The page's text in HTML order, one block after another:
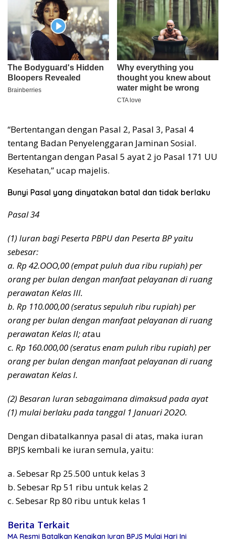
“Bertentangan dengan Pasal 2, Pasal 3, Pasal 4
tentang Badan Penyelenggaran Jaminan Sosial.
Bertentangan dengan Pasal 5 ayat 2 jo Pasal 171 UU
Kesehatan,” ucap majelis.
Bunyi Pasal yang dinyatakan batal dan tidak berlaku
Pasal 34
(1) Iuran bagi Peserta PBPU dan Peserta BP yaitu
sebesar:
a. Rp 42.OOO,00 (empat puluh dua ribu rupiah) per
orang per bulan dengan manfaat pelayanan di ruang
perawatan Kelas III.
b. Rp 110.000,00 (seratus sepuluh ribu rupiah) per
orang per bulan dengan manfaat pelayanan di ruang
perawatan Kelas II; atau
c. Rp 160.000,00 (seratus enam puluh ribu rupiah) per
orang per bulan dengan manfaat pelayanan di ruang
perawatan Kelas I.
(2) Besaran Iuran sebagaimana dimaksud pada ayat
(1) mulai berlaku pada tanggal 1 Januari 2O2O.
Dengan dibatalkannya pasal di atas, maka iuran
BPJS kembali ke iuran semula, yaitu:
a. Sebesar Rp 25.500 untuk kelas 3
b. Sebesar Rp 51 ribu untuk kelas 2
c. Sebesar Rp 80 ribu untuk kelas 1
Berita Terkait
MA Resmi Batalkan Kenaikan Iuran BPJS Mulai Hari Ini